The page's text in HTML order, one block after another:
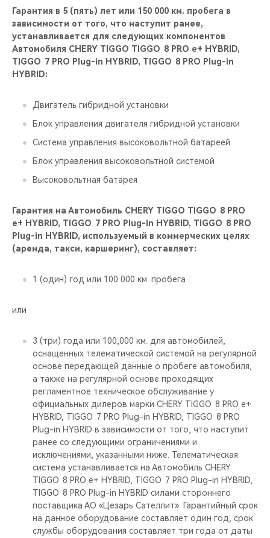
Гарантия в 5 (пять) лет или 150 000 км. пробега в
зависимости от того, что наступит ранее,
устанавливается для следующих компонентов
Автомобиля CHERY TIGGO TIGGO 8 PRO е+ HYBRID,
TIGGO 7 PRO Plug-in HYBRID, TIGGO 8 PRO Plug-in
HYBRID:
Двигатель гибридной установки
Блок управления двигателя гибридной установки
Система управления высоковольтной батареей
Блок управления высоковольтной системой
Высоковольтная батарея
Гарантия на Автомобиль CHERY TIGGO TIGGO 8 PRO
е+ HYBRID, TIGGO 7 PRO Plug-in HYBRID, TIGGO 8 PRO
Plug-in HYBRID, используемый в коммерческих целях
(аренда, такси, каршеринг), составляет:
1 (один) год или 100 000 км. пробега
или
3 (три) года или 100,000 км. для автомобилей,
оснащенных телематической системой на регулярной
основе передающей данные о пробеге автомобиля,
а также на регулярной основе проходящих
регламентное техническое обслуживание у
официальных дилеров марки CHERY TIGGO 8 PRO е+
HYBRID, TIGGO 7 PRO Plug-in HYBRID, TIGGO 8 PRO
Plug-in HYBRID в зависимости от того, что наступит
ранее со следующими ограничениями и
исключениями, указанными ниже. Телематическая
система устанавливается на Автомобиль CHERY
TIGGO 8 PRO е+ HYBRID, TIGGO 7 PRO Plug-in HYBRID,
TIGGO 8 PRO Plug-in HYBRID силами стороннего
поставщика АО «Цезарь Сателлит». Гарантийный срок
на данное оборудование составляет один год, срок
службы оборудования составляет три года от даты